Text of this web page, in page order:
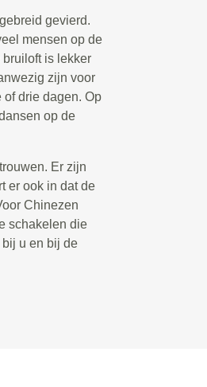
gevierd.
mensen op de
bruiloft is lekker
zijn voor
drie dagen. Op
op de
Er zijn
er ook in dat de
Chinezen
schakelen die
bij u en bij de